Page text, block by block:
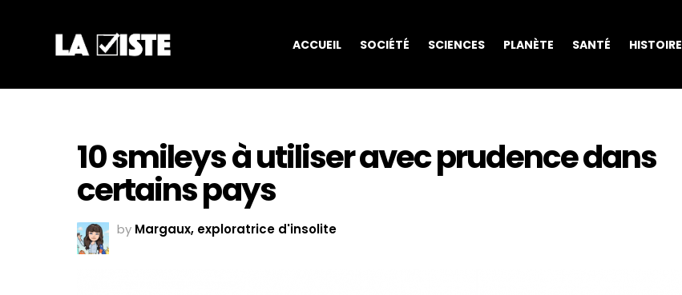
ACCUEIL SOCIÉTÉ SCIENCES PLANÈTE SANTÉ HISTOIRE
10 smileys à utiliser avec prudence dans
certains pays
by Margaux, exploratrice d'insolite